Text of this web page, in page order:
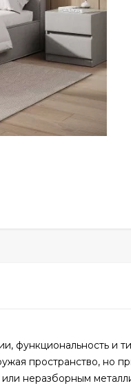
функциональность и
пространство, но
неразборным